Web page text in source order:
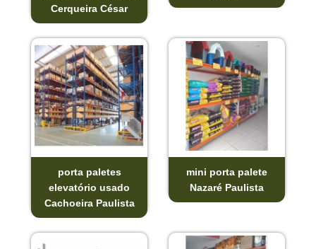
Cerqueira César
porta paletes
elevatório usado
Cachoeira Paulista
mini porta palete
Nazaré Paulista